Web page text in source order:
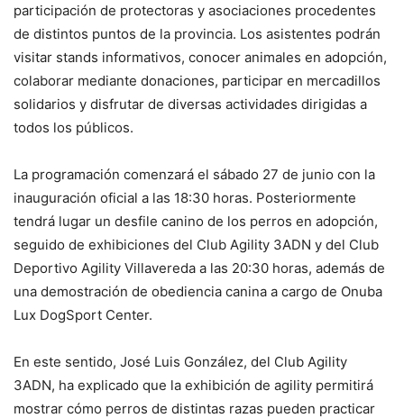
participación de protectoras y asociaciones procedentes
de distintos puntos de la provincia. Los asistentes podrán
visitar stands informativos, conocer animales en adopción,
colaborar mediante donaciones, participar en mercadillos
solidarios y disfrutar de diversas actividades dirigidas a
todos los públicos.
La programación comenzará el sábado 27 de junio con la
inauguración oficial a las 18:30 horas. Posteriormente
tendrá lugar un desfile canino de los perros en adopción,
seguido de exhibiciones del Club Agility 3ADN y del Club
Deportivo Agility Villavereda a las 20:30 horas, además de
una demostración de obediencia canina a cargo de Onuba
Lux DogSport Center.
En este sentido, José Luis González, del Club Agility
3ADN, ha explicado que la exhibición de agility permitirá
mostrar cómo perros de distintas razas pueden practicar